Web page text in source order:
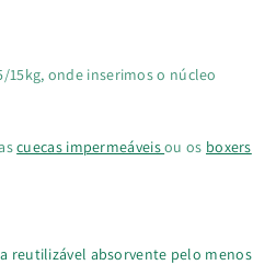
15kg, onde inserimos o núcleo
cuecas impermeáveisou os boxers
reutilizável absorvente pelo menos